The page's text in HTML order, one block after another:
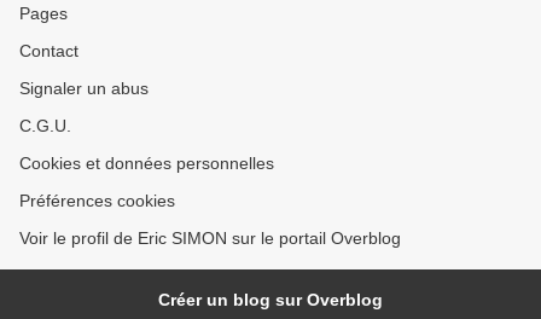
Pages
Contact
Signaler un abus
C.G.U.
Cookies et données personnelles
Préférences cookies
Voir le profil de Eric SIMON sur le portail Overblog
Créer un blog sur Overblog